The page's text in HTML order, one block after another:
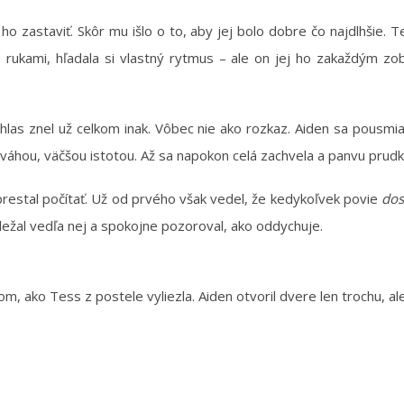
zastaviť. Skôr mu išlo o to, aby jej bolo dobre čo najdlhšie.
hľadala si vlastný rytmus – ale on jej ho zakaždým
znel už celkom inak. Vôbec nie ako rozkaz. Aiden sa
väčšou istotou. Až sa napokon celá zachvela a panvu
počítať. Už od prvého však vedel, že kedykoľvek povie
vedľa nej a spokojne pozoroval, ako oddychuje.
ako Tess z postele vyliezla. Aiden otvoril dvere len trochu,